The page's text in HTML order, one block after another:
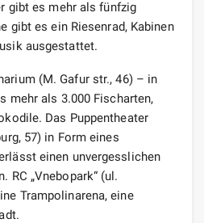
gibt es mehr als fünfzig
gibt es ein Riesenrad, Kabinen
ausgestattet.
(M. Gafur str., 46) – in
mehr als 3.000 Fischarten,
Das Puppentheater
57) in Form eines
einen unvergesslichen
RC „Vnebopark“ (ul.
Trampolinarena, eine